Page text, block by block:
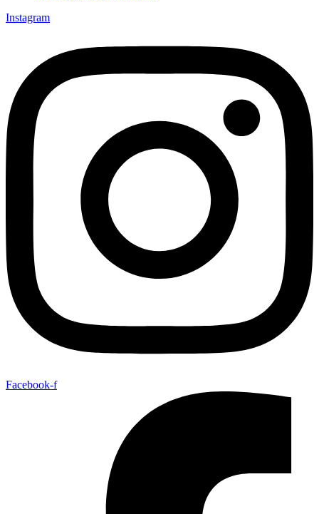
Instagram
Facebook-f